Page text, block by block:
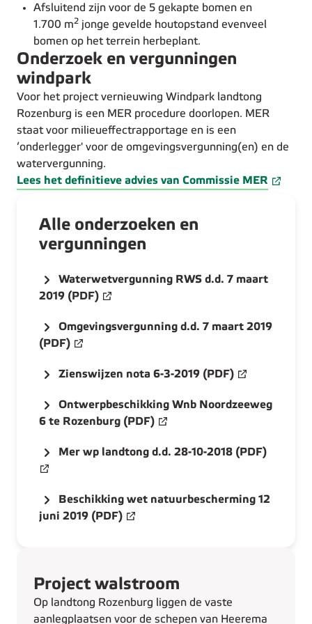
Afsluitend zijn voor de 5 gekapte bomen en
1.700 m2 jonge gevelde houtopstand evenveel
bomen op het terrein herbeplant.
Onderzoek en vergunningen
windpark
Voor het project vernieuwing Windpark landtong
Rozenburg is een MER procedure doorlopen. MER
staat voor milieueffectrapportage en is een
‘onderlegger' voor de omgevingsvergunning(en) en de
watervergunning.
Lees het definitieve advies van Commissie MER
Alle onderzoeken en
vergunningen
Waterwetvergunning RWS d.d. 7 maart
2019 (PDF)
Omgevingsvergunning d.d. 7 maart 2019
(PDF)
Zienswijzen nota 6-3-2019 (PDF)
Ontwerpbeschikking Wnb Noordzeeweg
6 te Rozenburg (PDF)
Mer wp landtong d.d. 28-10-2018 (PDF)
Beschikking wet natuurbescherming 12
juni 2019 (PDF)
Project walstroom
Op landtong Rozenburg liggen de vaste
aanlegplaatsen voor de schepen van Heerema